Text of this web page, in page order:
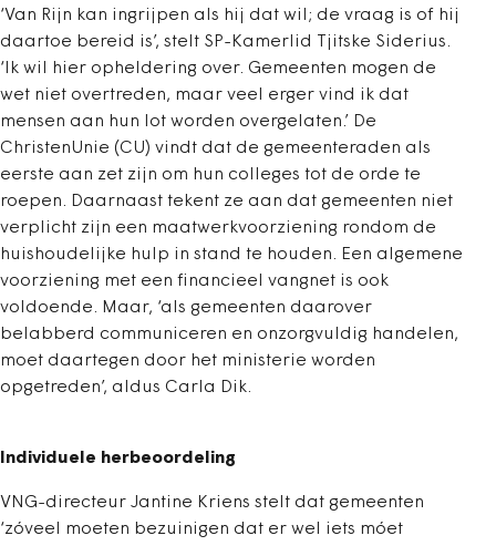
‘Van Rijn kan ingrijpen als hij dat wil; de vraag is of hij
daartoe bereid is’, stelt SP-Kamerlid Tjitske Siderius.
‘Ik wil hier opheldering over. Gemeenten mogen de
wet niet overtreden, maar veel erger vind ik dat
mensen aan hun lot worden overgelaten.’ De
ChristenUnie (CU) vindt dat de gemeenteraden als
eerste aan zet zijn om hun colleges tot de orde te
roepen. Daarnaast tekent ze aan dat gemeenten niet
verplicht zijn een maatwerkvoorziening rondom de
huishoudelijke hulp in stand te houden. Een algemene
voorziening met een financieel vangnet is ook
voldoende. Maar, ‘als gemeenten daarover
belabberd communiceren en onzorgvuldig handelen,
moet daartegen door het ministerie worden
opgetreden’, aldus Carla Dik.
Individuele herbeoordeling
VNG-directeur Jantine Kriens stelt dat gemeenten
‘zóveel moeten bezuinigen dat er wel iets móet